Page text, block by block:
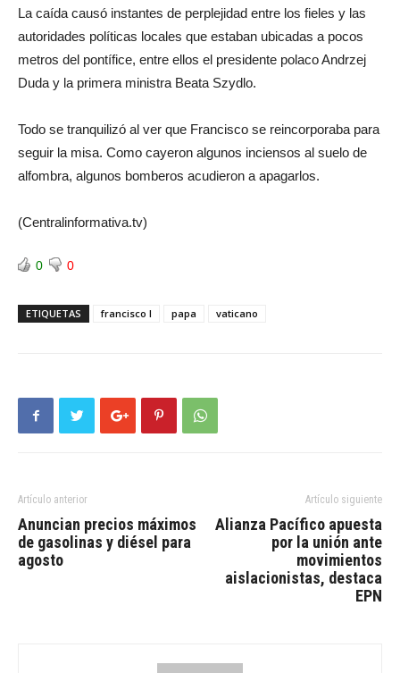
La caída causó instantes de perplejidad entre los fieles y las
autoridades políticas locales que estaban ubicadas a pocos
metros del pontífice, entre ellos el presidente polaco Andrzej
Duda y la primera ministra Beata Szydlo.
Todo se tranquilizó al ver que Francisco se reincorporaba para
seguir la misa. Como cayeron algunos inciensos al suelo de
alfombra, algunos bomberos acudieron a apagarlos.
(Centralinformativa.tv)
0 0
ETIQUETAS francisco I papa vaticano
Artículo anterior
Anuncian precios máximos
de gasolinas y diésel para
agosto
Artículo siguiente
Alianza Pacífico apuesta
por la unión ante
movimientos
aislacionistas, destaca
EPN